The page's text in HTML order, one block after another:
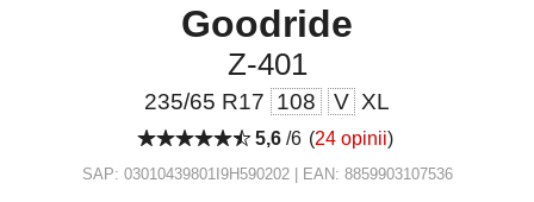
Goodride
Z-401
235/65 R17 108 V XL
5,6/6 (24 opinii)
SAP: 03010439801I9H590202 | EAN: 8859903107536